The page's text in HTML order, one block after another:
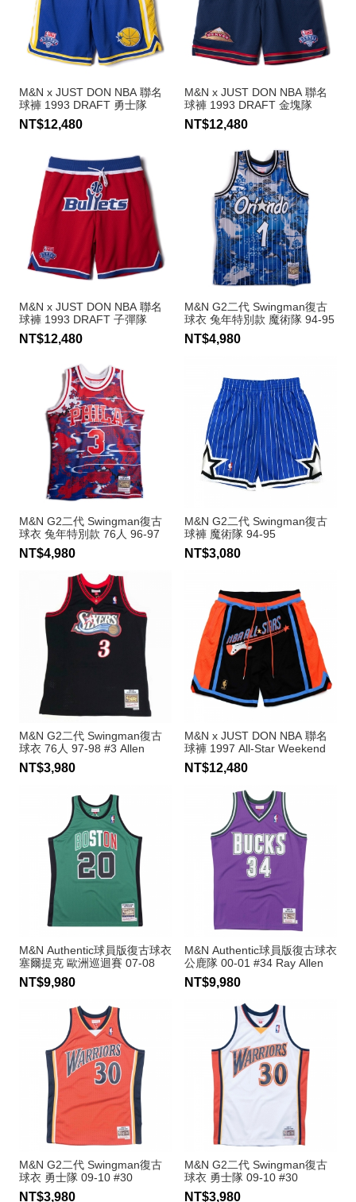
M&N x JUST DON NBA 聯名
球褲 1993 DRAFT 勇士隊
NT$12,480
M&N x JUST DON NBA 聯名
球褲 1993 DRAFT 金塊隊
NT$12,480
M&N x JUST DON NBA 聯名
球褲 1993 DRAFT 子彈隊
NT$12,480
M&N G2二代 Swingman復古
球衣 兔年特別款 魔術隊 94-95
#1 Penny Hardaway
NT$4,980
M&N G2二代 Swingman復古
球衣 兔年特別款 76人 96-97
#3 Allen Iverson
NT$4,980
M&N G2二代 Swingman復古
球褲 魔術隊 94-95
NT$3,080
M&N G2二代 Swingman復古
球衣 76人 97-98 #3 Allen
Iverson
NT$3,980
M&N x JUST DON NBA 聯名
球褲 1997 All-Star Weekend
NT$12,480
M&N Authentic球員版復古球衣
塞爾提克 歐洲巡迴賽 07-08
#20 Ray Allen
NT$9,980
M&N Authentic球員版復古球衣
公鹿隊 00-01 #34 Ray Allen
NT$9,980
M&N G2二代 Swingman復古
球衣 勇士隊 09-10 #30
Stephen Curry
NT$3,980
M&N G2二代 Swingman復古
球衣 勇士隊 09-10 #30
Stephen Curry
NT$3,980